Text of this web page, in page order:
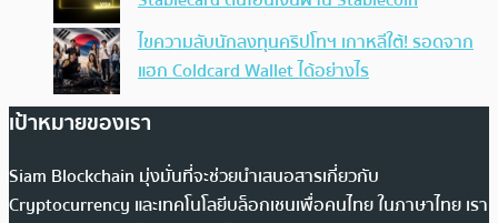
ไขความลับนักลงทุนคริปโทฯ เกาหลีใต้! รอดจาก
แฮก Coldcard Wallet ได้อย่างไร
เป้าหมายของเรา
Siam Blockchain มุ่งมั่นที่จะช่วยนำเสนอสารเกี่ยวกับ
Cryptocurrency และเทคโนโลยีบล็อกเชนเพื่อคนไทย ในภาษาไทย เรา